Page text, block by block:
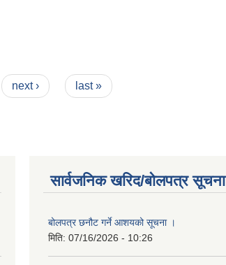
next › last »
सार्वजनिक खरिद/बोलपत्र सूचना
बोलपत्र छनौट गर्ने आशयको सूचना ।
मिति: 07/16/2026 - 10:26